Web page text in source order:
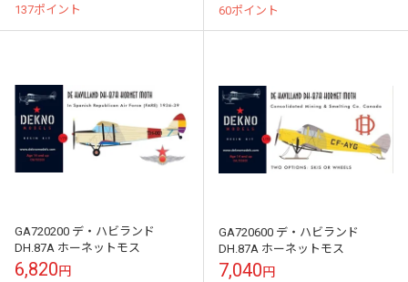
137ポイント 60ポイント
GA720200 デ・ハビランド
DH.87A ホーネットモス
6,820円
GA720600 デ・ハビランド
DH.87A ホーネットモス
7,040円